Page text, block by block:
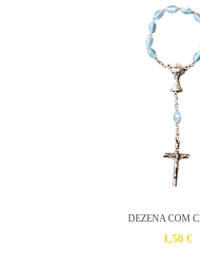
DEZENA COM
1,50 €